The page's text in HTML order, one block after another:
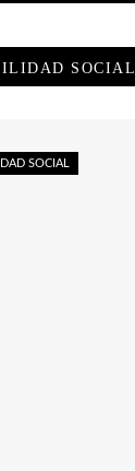
SOCIAL
SOCIAL